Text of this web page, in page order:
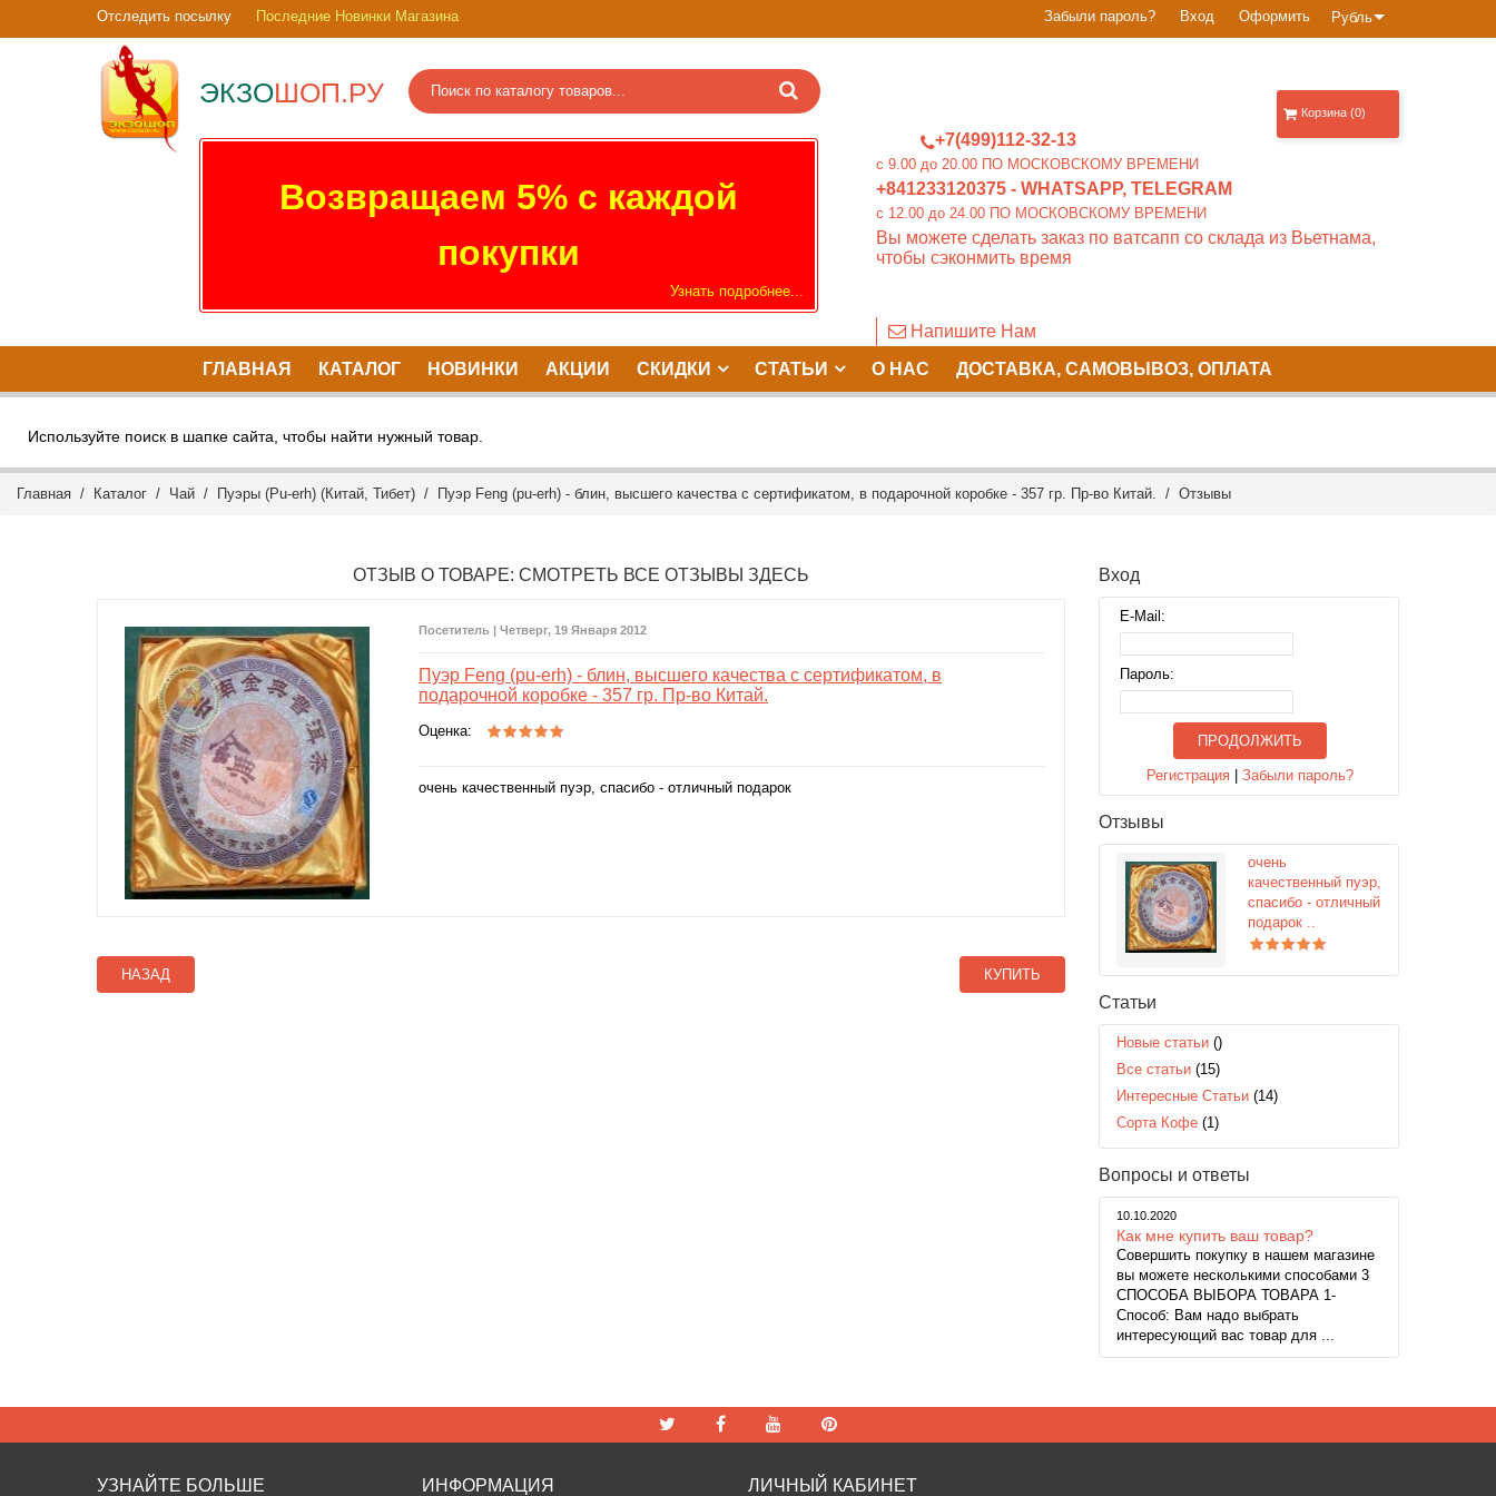
Рубль
Забыли пароль? Вход Оформить
Отследить посылку Последние Новинки Магазина
ЭКЗОШОП.РУ
+7(499)112-32-13
c 9.00 до 20.00 ПО МОСКОВСКОМУ ВРЕМЕНИ
+841233120375 - WHATSAPP, TELEGRAM
c 12.00 до 24.00 ПО МОСКОВСКОМУ ВРЕМЕНИ
Вы можете сделать заказ по ватсапп со склада из Вьетнама,
чтобы сэконмить время
Напишите Нам
Возвращаем 5% с каждой
покупки
Узнать подробнее...
Корзина (0)
ГЛАВНАЯ КАТАЛОГ НОВИНКИ АКЦИИ СКИДКИ СТАТЬИ О НАС ДОСТАВКА, САМОВЫВОЗ, ОПЛАТА
Используйте поиск в шапке сайта, чтобы найти нужный товар.
Главная / Каталог / Чай / Пуэры (Pu-erh) (Китай, Тибет) / Пуэр Feng (pu-erh) - блин, высшего качества с сертификатом, в подарочной коробке - 357 гр. Пр-во Китай. / Отзывы
ОТЗЫВ О ТОВАРЕ: СМОТРЕТЬ ВСЕ ОТЗЫВЫ ЗДЕСЬ
Посетитель | Четверг, 19 Января 2012
Пуэр Feng (pu-erh) - блин, высшего качества с сертификатом, в
подарочной коробке - 357 гр. Пр-во Китай.
Оценка:
очень качественный пуэр, спасибо - отличный подарок
КУПИТЬ
НАЗАД
Вход
E-Mail:
Пароль:
ПРОДОЛЖИТЬ
Регистрация |Забыли пароль?
Отзывы
очень
качественный пуэр,
спасибо - отличный
подарок ..
Статьи
Новые статьи ()
Все статьи (15)
Интересные Статьи (14)
Сорта Кофе (1)
Вопросы и ответы
10.10.2020
Как мне купить ваш товар?
Совершить покупку в нашем магазине
вы можете несколькими способами 3
СПОСОБА ВЫБОРА ТОВАРА 1-
Способ: Вам надо выбрать
интересующий вас товар для ...
УЗНАЙТЕ БОЛЬШЕ ИНФОРМАЦИЯ ЛИЧНЫЙ КАБИНЕТ